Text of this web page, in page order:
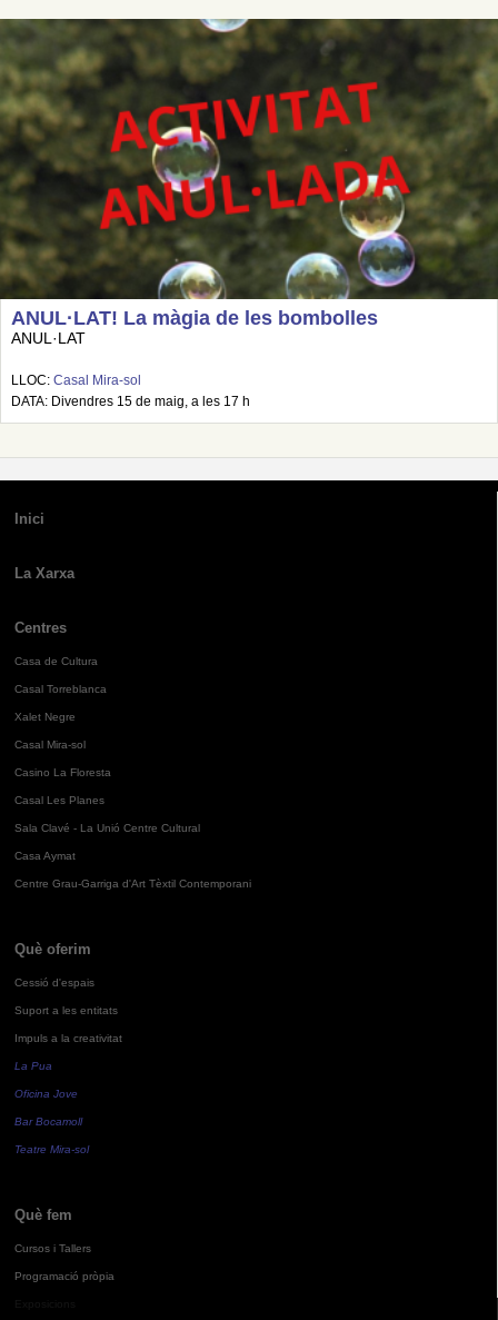
ANUL·LAT! La màgia de les bombolles
ANUL·LAT
LLOC: Casal Mira-sol
DATA: Divendres 15 de maig, a les 17 h
Inici
La Xarxa
Centres
Casa de Cultura
Casal Torreblanca
Xalet Negre
Casal Mira-sol
Casino La Floresta
Casal Les Planes
Sala Clavé - La Unió Centre Cultural
Casa Aymat
Centre Grau-Garriga d'Art Tèxtil Contemporani
Què oferim
Cessió d'espais
Suport a les entitats
Impuls a la creativitat
La Pua
Oficina Jove
Bar Bocamoll
Teatre Mira-sol
Què fem
Cursos i Tallers
Programació pròpia